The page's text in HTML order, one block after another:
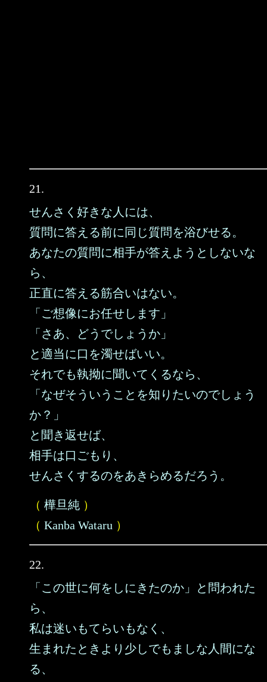
21.
せんさく好きな人には、
質問に答える前に同じ質問を浴びせる。
あなたの質問に相手が答えようとしないな
ら、
正直に答える筋合いはない。
「ご想像にお任せします」
「さあ、どうでしょうか」
と適当に口を濁せばいい。
それでも執拗に聞いてくるなら、
「なぜそういうことを知りたいのでしょう
か？」
と聞き返せば、
相手は口ごもり、
せんさくするのをあきらめるだろう。
（ 樺旦純 ）
（ Kanba Wataru ）
22.
「この世に何をしにきたのか」と問われた
ら、
私は迷いもてらいもなく、
生まれたときより少しでもましな人間にな
る、